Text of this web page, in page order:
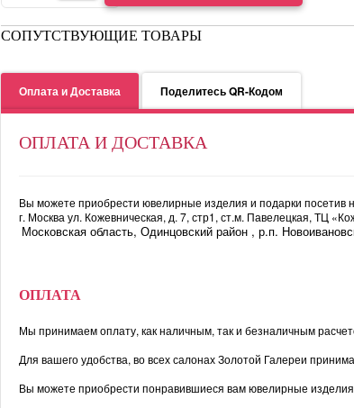
СОПУТСТВУЮЩИЕ ТОВАРЫ
Оплата и Доставка Поделитесь QR-Кодом
ОПЛАТА И ДОСТАВКА
Вы можете приобрести ювелирные изделия и подарки посетив
г. Москва ул. Кожевническая, д. 7, стр1, ст.м. Павелецкая, ТЦ
Московская область, Одинцовский район , р.п.
ОПЛАТА
Мы принимаем оплату, как наличным, так и безналичным
Для вашего удобства, во всех салонах Золотой Галереи
Вы можете приобрести понравившиеся вам ювелирные изделия